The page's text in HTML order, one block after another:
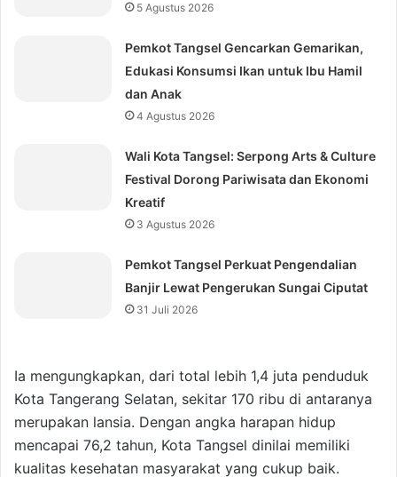
5 Agustus 2026
Pemkot Tangsel Gencarkan Gemarikan,
Edukasi Konsumsi Ikan untuk Ibu Hamil
dan Anak
4 Agustus 2026
Wali Kota Tangsel: Serpong Arts & Culture
Festival Dorong Pariwisata dan Ekonomi
Kreatif
3 Agustus 2026
Pemkot Tangsel Perkuat Pengendalian
Banjir Lewat Pengerukan Sungai Ciputat
31 Juli 2026
Ia mengungkapkan, dari total lebih 1,4 juta penduduk
Kota Tangerang Selatan, sekitar 170 ribu di antaranya
merupakan lansia. Dengan angka harapan hidup
mencapai 76,2 tahun, Kota Tangsel dinilai memiliki
kualitas kesehatan masyarakat yang cukup baik.